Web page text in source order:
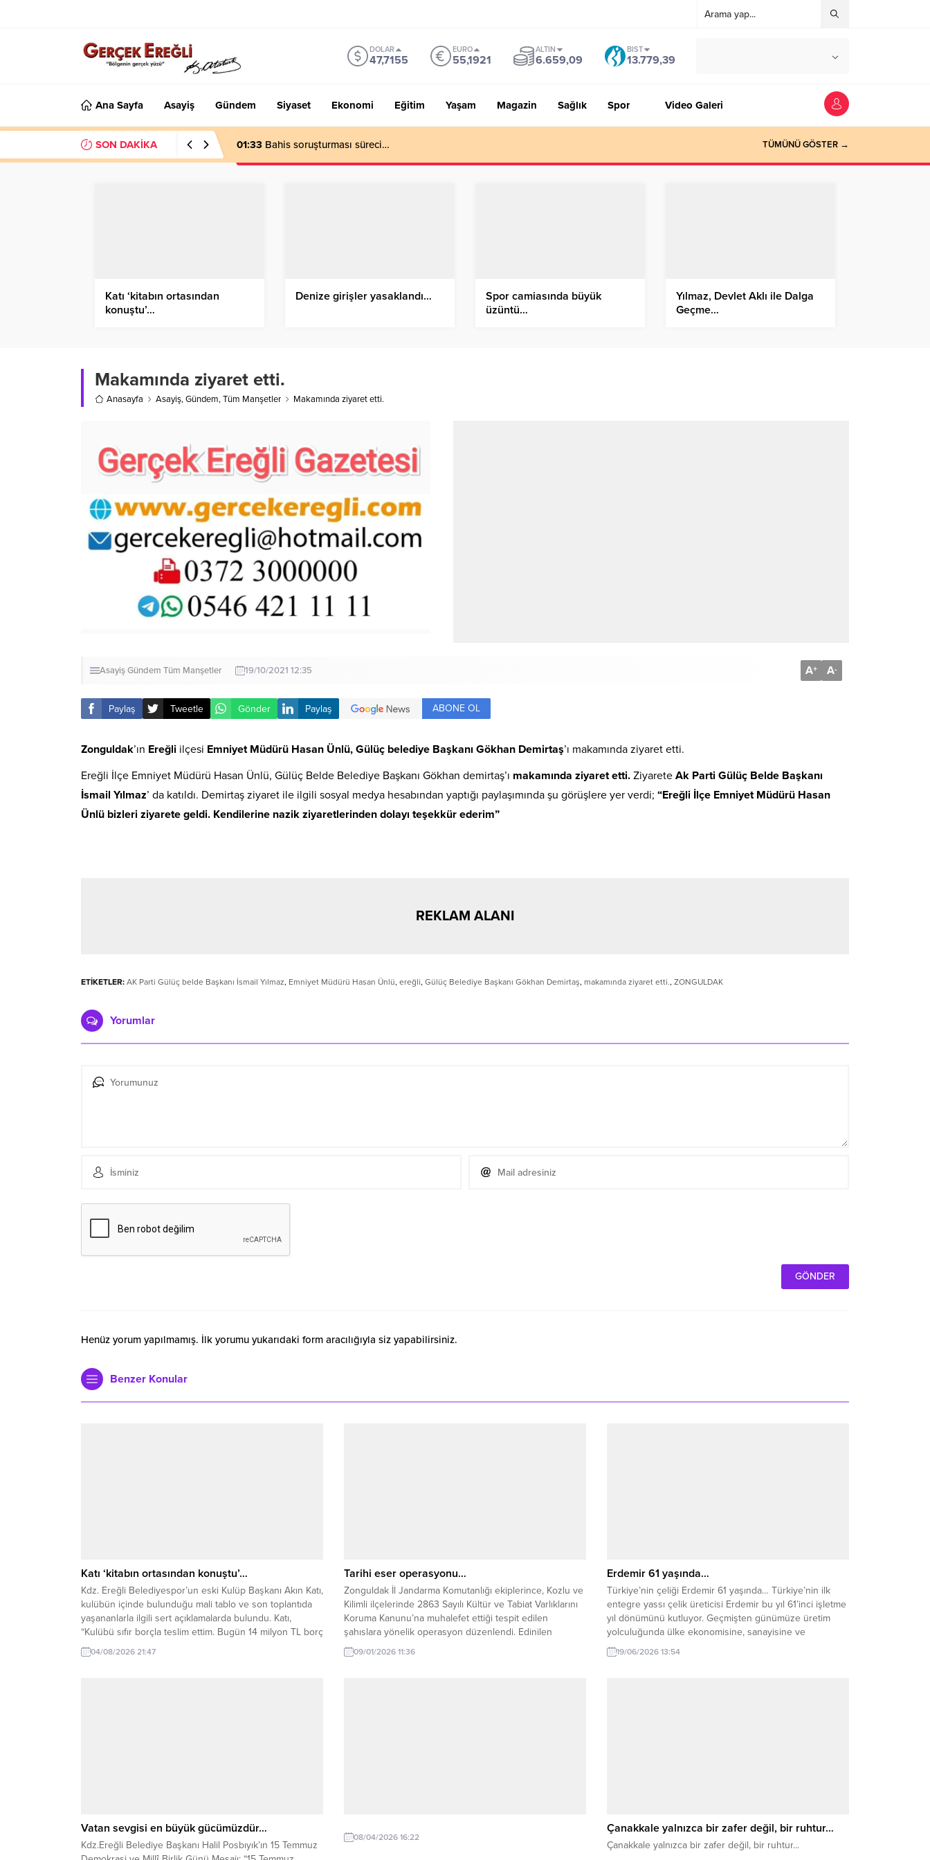
DOLAR
47,7155
EURO
55,1921
ALTIN
6.659,09
BIST
13.779,39
Ana Sayfa Asayiş Gündem Siyaset Ekonomi Eğitim Yaşam Magazin Sağlık Spor Video Galeri
SON DAKİKA 01:33 Bahis soruşturması süreci… TÜMÜNÜ GÖSTER →
Katı ‘kitabın ortasından
konuştu’…
Denize girişler yasaklandı…
Spor camiasında büyük
üzüntü…
Yılmaz, Devlet Aklı ile Dalga
Geçme…
Makamında ziyaret etti.
Anasayfa Asayiş,Gündem,Tüm Manşetler Makamında ziyaret etti.
AsayişGündem Tüm Manşetler 19/10/2021 12:35 A+ A-
Paylaş Tweetle Gönder Paylaş ABONE OL
Zonguldak’ın Ereğli ilçesi Emniyet Müdürü Hasan Ünlü, Gülüç belediye Başkanı Gökhan Demirtaş’ı makamında ziyaret etti.
Ereğli İlçe Emniyet Müdürü Hasan Ünlü, Gülüç Belde Belediye Başkanı Gökhan demirtaş’ı makamında ziyaret etti. Ziyarete Ak Parti Gülüç Belde Başkanı
İsmail Yılmaz’ da katıldı. Demirtaş ziyaret ile ilgili sosyal medya hesabından yaptığı paylaşımında şu görüşlere yer verdi; “Ereğli İlçe Emniyet Müdürü Hasan
Ünlü bizleri ziyarete geldi. Kendilerine nazik ziyaretlerinden dolayı teşekkür ederim”
REKLAM ALANI
ETİKETLER: AK Parti Gülüç belde Başkanı İsmail Yılmaz, Emniyet Müdürü Hasan Ünlü, ereğli, Gülüç Belediye Başkanı Gökhan Demirtaş, makamında ziyaret etti., ZONGULDAK
Yorumlar
Henüz yorum yapılmamış. İlk yorumu yukarıdaki form aracılığıyla siz yapabilirsiniz.
Benzer Konular
Katı ‘kitabın ortasından konuştu’…
Kdz. Ereğli Belediyespor’un eski Kulüp Başkanı Akın Katı,
kulübün içinde bulunduğu mali tablo ve son toplantıda
yaşananlarla ilgili sert açıklamalarda bulundu. Katı,
“Kulübü sıfır borçla teslim ettim. Bugün 14 milyon TL borç
ve kayyum süreci var. Bunun hesabı verilmelidir” dedi.
Kdz. Ereğli Belediyespor’un eski Kulüp Başkanı ve iş
04/08/2026 21:47
Tarihi eser operasyonu…
Zonguldak İl Jandarma Komutanlığı ekiplerince, Kozlu ve
Kilimli ilçelerinde 2863 Sayılı Kültür ve Tabiat Varlıklarını
Koruma Kanunu’na muhalefet ettiği tespit edilen
şahıslara yönelik operasyon düzenlendi. Edinilen
bilgilere göre; adli makamlardan alınan arama kararına
istinaden 8 Ocak 2026 tarihinde (3) şahsın ev ve
09/01/2026 11:36
Erdemir 61 yaşında…
Türkiye’nin çeliği Erdemir 61 yaşında… Türkiye’nin ilk
entegre yassı çelik üreticisi Erdemir bu yıl 61’inci işletme
yıl dönümünü kutluyor. Geçmişten günümüze üretim
yolculuğunda ülke ekonomisine, sanayisine ve
istihdamına güçlü katkılar sunan Erdemir, köklü geçmişini
geleceğe yön veren sürdürülebilirlik vizyonuyla
19/06/2026 13:54
Vatan sevgisi en büyük gücümüzdür…
Kdz.Ereğli Belediye Başkanı Halil Posbıyık’ın 15 Temmuz
08/04/2026 16:22
Çanakkale yalnızca bir zafer değil, bir ruhtur…
Çanakkale yalnızca bir zafer değil, bir ruhtur...